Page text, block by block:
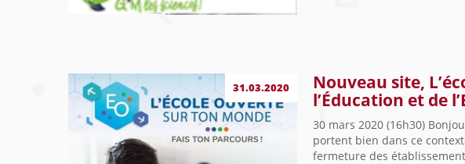
31.03.2020
Nouveau site,
l’Éducation et de
30 mars 2020 (16h30)
portent bien dans ce
fermeture des